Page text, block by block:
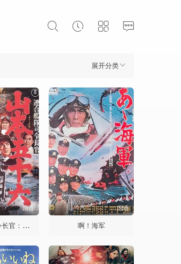
展开分类
国语
联合舰队司令长官：山本五十六
国语
啊！海军